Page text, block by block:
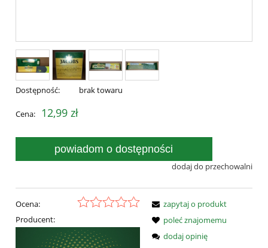
Dostępność: brak towaru
Cena: 12,99 zł
powiadom o dostępności
dodaj do przechowalni
Ocena:
Producent:
zapytaj o produkt
poleć znajomemu
dodaj opinię